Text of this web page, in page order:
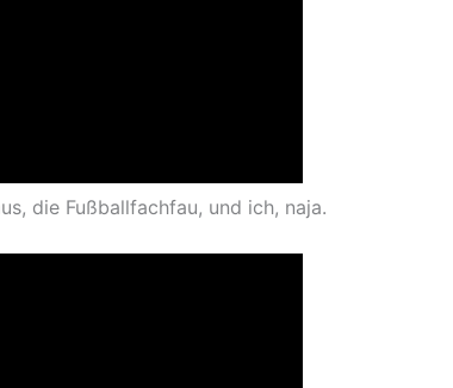
die Fußballfachfau, und ich, naja.